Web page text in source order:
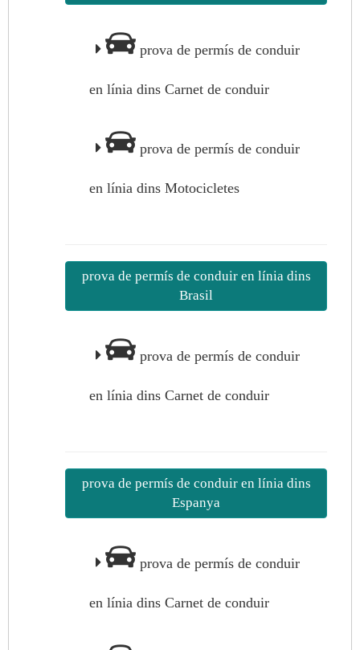
prova de permís de conduir
en línia dins Carnet de conduir
prova de permís de conduir
en línia dins Motocicletes
prova de permís de conduir en línia dins
Brasil
prova de permís de conduir
en línia dins Carnet de conduir
prova de permís de conduir en línia dins
Espanya
prova de permís de conduir
en línia dins Carnet de conduir